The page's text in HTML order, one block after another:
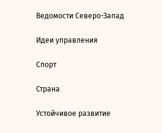
Ведомости Северо-Запад
Идеи управления
Спорт
Страна
Устойчивое развитие